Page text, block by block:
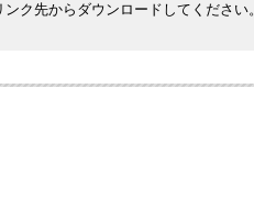
ク先からダウンロードしてください